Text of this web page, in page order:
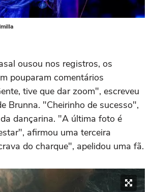
ousou nos registros, os
pouparam comentários
tive que dar zoom", escreveu
Brunna. "Cheirinho de sucesso",
dançarina. "A última foto é
afirmou uma terceira
do charque", apelidou uma fã.